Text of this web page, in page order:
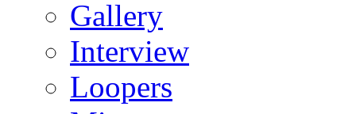
Gallery
Interview
Loopers